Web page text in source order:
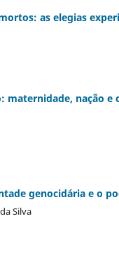
as elegias
maternidade, nação
genocidária e o
Silva